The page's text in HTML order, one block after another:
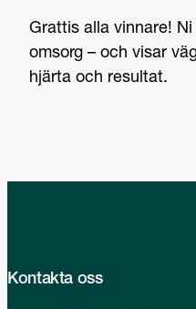
Grattis alla vinnare!
omsorg – och visar
hjärta och resultat.
Kontakta oss